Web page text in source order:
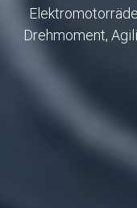
Drehmoment,